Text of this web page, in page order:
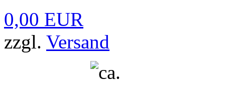
0,00 EUR
zzgl. Versand